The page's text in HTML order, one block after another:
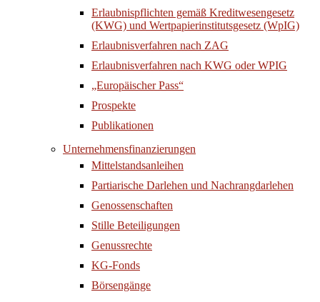
Erlaubnispflichten gemäß Kreditwesengesetz
(KWG) und Wertpapierinstitutsgesetz (WpIG)
Erlaubnisverfahren nach ZAG
Erlaubnisverfahren nach KWG oder WPIG
„Europäischer Pass“
Prospekte
Publikationen
Unternehmensfinanzierungen
Mittelstandsanleihen
Partiarische Darlehen und Nachrangdarlehen
Genossenschaften
Stille Beteiligungen
Genussrechte
KG-Fonds
Börsengänge